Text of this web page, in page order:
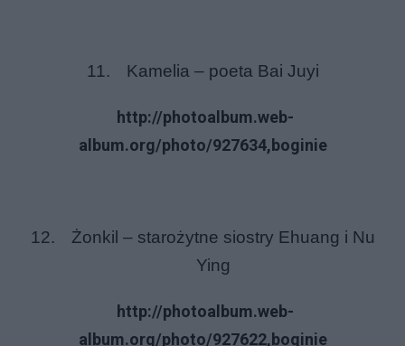
11. Kamelia – poeta Bai Juyi
http://photoalbum.web-
album.org/photo/927634,boginie
12.
Żonkil – starożytne siostry Ehuang i Nu
Ying
http://photoalbum.web-
album.org/photo/927622,boginie